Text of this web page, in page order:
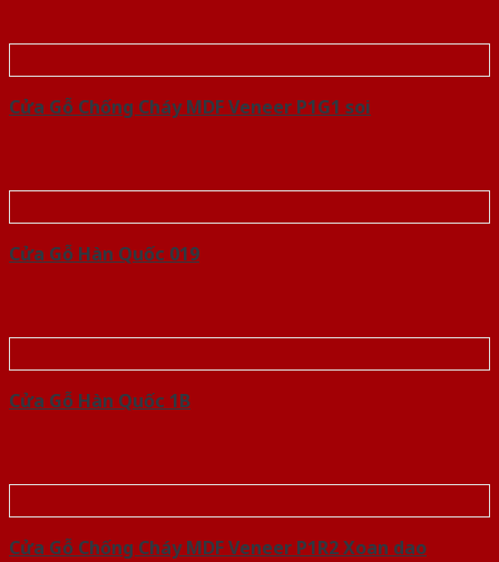
Cửa Gỗ Chống Cháy MDF Veneer P1G1 soi
Cửa Gỗ Hàn Quốc 019
Cửa Gỗ Hàn Quốc 1B
Cửa Gỗ Chống Cháy MDF Veneer P1R2 Xoan dao